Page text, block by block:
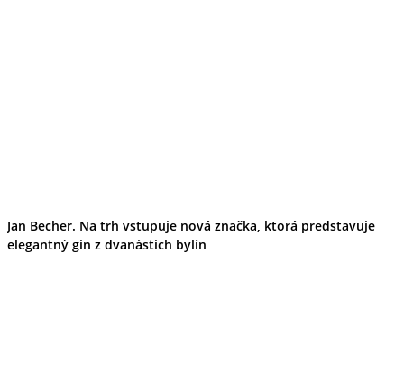
Jan Becher. Na trh vstupuje nová značka, ktorá predstavuje
elegantný gin z dvanástich bylín